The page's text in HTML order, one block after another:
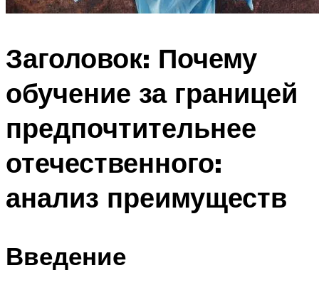
Заголовок: Почему
обучение за границей
предпочтительнее
отечественного:
анализ преимуществ
Введение